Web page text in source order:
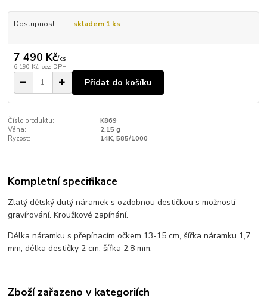
Dostupnost skladem 1 ks
7 490 Kč/ks
6 190 Kč bez DPH
Přidat do košíku
Číslo produktu:
K869
Váha:
2,15 g
Ryzost:
14K, 585/1000
Kompletní specifikace
Zlatý dětský dutý náramek s ozdobnou destičkou s možností
gravírování. Kroužkové zapínání.
Délka náramku s přepínacím očkem 13-15 cm, šířka náramku 1,7
mm, délka destičky 2 cm, šířka 2,8 mm.
Zboží zařazeno v kategoriích